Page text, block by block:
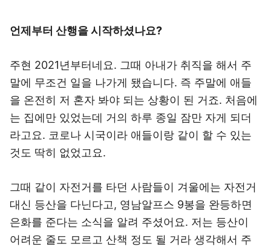
언제부터 산행을 시작하셨나요?
주현 2021년부터네요. 그때 아내가 취직을 해서 주
말에 무조건 일을 나가게 됐습니다. 즉 주말에 애들
을 온전히 저 혼자 봐야 되는 상황이 된 거죠. 처음에
는 집에만 있었는데 거의 하루 종일 잠만 자게 되더
라고요. 코로나 시국이라 애들이랑 같이 할 수 있는
것도 딱히 없었고요.
그때 같이 자전거를 타던 사람들이 겨울에는 자전거
대신 등산을 다닌다고, 영남알프스 9봉을 완등하면
은화를 준다는 소식을 알려 주셨어요. 저는 등산이
어려운 줄도 모르고 산책 정도 될 거라 생각해서 주